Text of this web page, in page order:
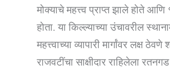
मोक्याचे महत्त्व प्राप्त झाले होते
होता. या किल्ल्याच्या उंचावरील
महत्त्वाच्या व्यापारी मार्गांवर
राजवटींचा साक्षीदार राहिलेला